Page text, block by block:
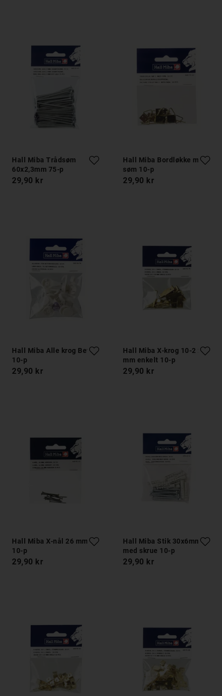
Hall Miba Trådsøm
60x2,3mm 75-p
29,90 kr
Hall Miba Bordløkke med
søm 10-p
29,90 kr
Hall Miba Alle krog Beton
10-p
29,90 kr
Hall Miba X-krog 10-2 28
mm enkelt 10-p
29,90 kr
Hall Miba X-nål 26 mm
10-p
29,90 kr
Hall Miba Stik 30x6mm
med skrue 10-p
29,90 kr